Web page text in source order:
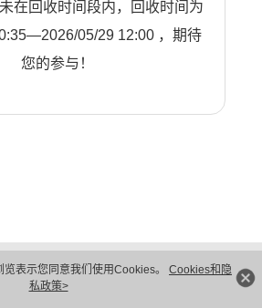
表示您同意我们使用Cookies。 Cookies和隐
私政策>
在回收时间段内，回收时间为
05/29 12:00 ，期待
您的参与！
隐私保护
法律声明